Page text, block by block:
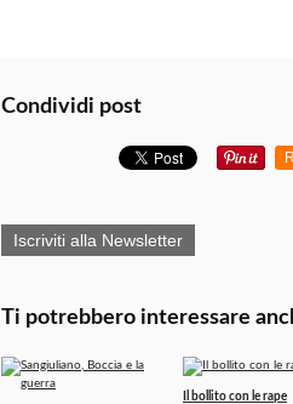
Condividi post
Iscriviti alla Newsletter
Ti potrebbero interessare
Il bollito con le rape